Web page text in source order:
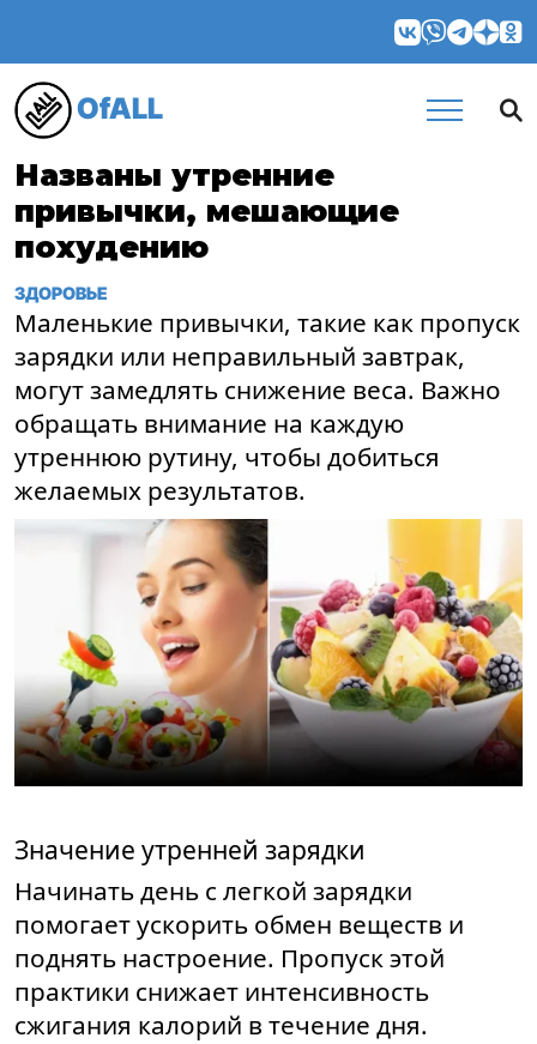
OfALL
Названы утренние
привычки, мешающие
похудению
ЗДОРОВЬЕ
Маленькие привычки, такие как пропуск
зарядки или неправильный завтрак,
могут замедлять снижение веса. Важно
обращать внимание на каждую
утреннюю рутину, чтобы добиться
желаемых результатов.
Значение утренней зарядки
Начинать день с легкой зарядки
помогает ускорить обмен веществ и
поднять настроение. Пропуск этой
практики снижает интенсивность
сжигания калорий в течение дня.